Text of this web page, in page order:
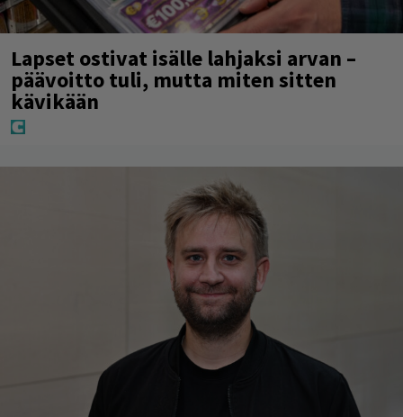
Lapset ostivat isälle lahjaksi arvan –
päävoitto tuli, mutta miten sitten
kävikään